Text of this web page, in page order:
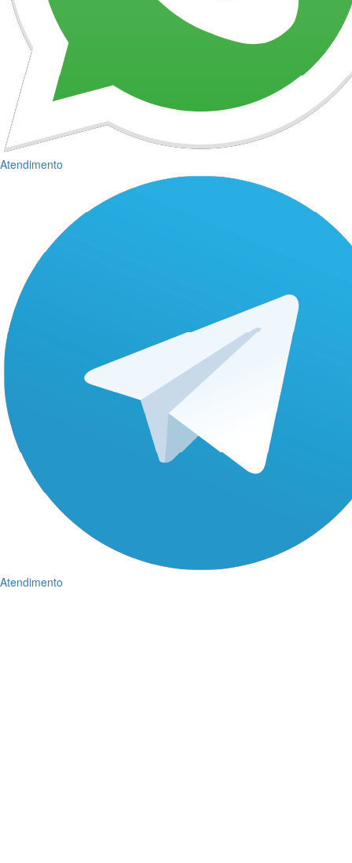
Atendimento
Atendimento